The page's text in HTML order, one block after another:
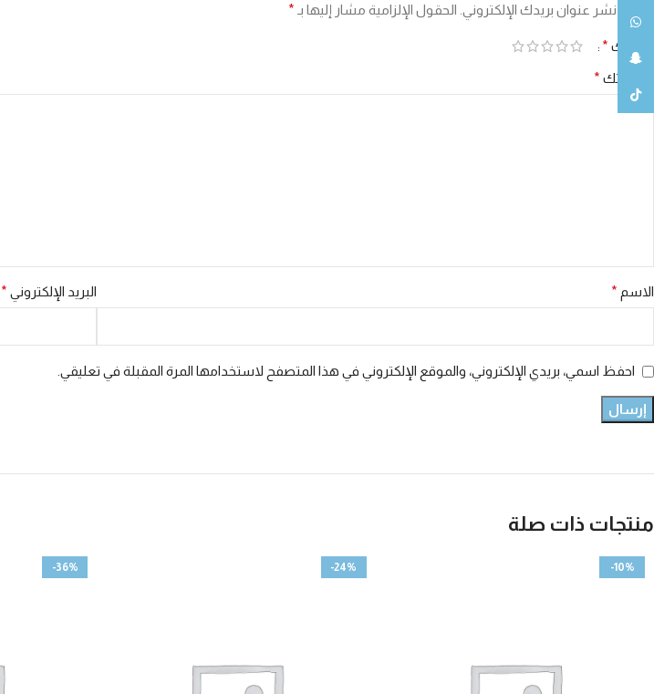
لن يتم نشر عنوان بريدك الإلكتروني. الحقول الإلزامية مشار إليها بـ *
تقييمك *
مراجعتك *
الاسم * البريد الإلكتروني *
احفظ اسمي، بريدي الإلكتروني، والموقع الإلكتروني في هذا المتصفح لاستخدامها المرة المقبلة في تعليقي.
منتجات ذات صلة
-10%
-24%
-36%
واتساب
تيك توك